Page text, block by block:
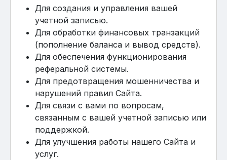
Для создания и управления вашей
учетной записью.
Для обработки финансовых транзакций
(пополнение баланса и вывод средств).
Для обеспечения функционирования
реферальной системы.
Для предотвращения мошенничества и
нарушений правил Сайта.
Для связи с вами по вопросам,
связанным с вашей учетной записью или
поддержкой.
Для улучшения работы нашего Сайта и
услуг.